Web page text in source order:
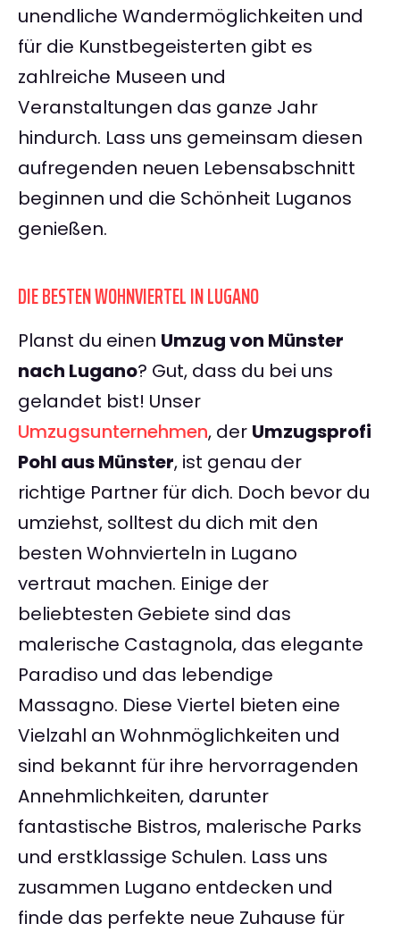
unendliche Wandermöglichkeiten und
für die Kunstbegeisterten gibt es
zahlreiche Museen und
Veranstaltungen das ganze Jahr
hindurch. Lass uns gemeinsam diesen
aufregenden neuen Lebensabschnitt
beginnen und die Schönheit Luganos
genießen.
DIE BESTEN WOHNVIERTEL IN LUGANO
Planst du einen Umzug von Münster
nach Lugano? Gut, dass du bei uns
gelandet bist! Unser
Umzugsunternehmen, der Umzugsprofi
Pohl aus Münster, ist genau der
richtige Partner für dich. Doch bevor du
umziehst, solltest du dich mit den
besten Wohnvierteln in Lugano
vertraut machen. Einige der
beliebtesten Gebiete sind das
malerische Castagnola, das elegante
Paradiso und das lebendige
Massagno. Diese Viertel bieten eine
Vielzahl an Wohnmöglichkeiten und
sind bekannt für ihre hervorragenden
Annehmlichkeiten, darunter
fantastische Bistros, malerische Parks
und erstklassige Schulen. Lass uns
zusammen Lugano entdecken und
finde das perfekte neue Zuhause für